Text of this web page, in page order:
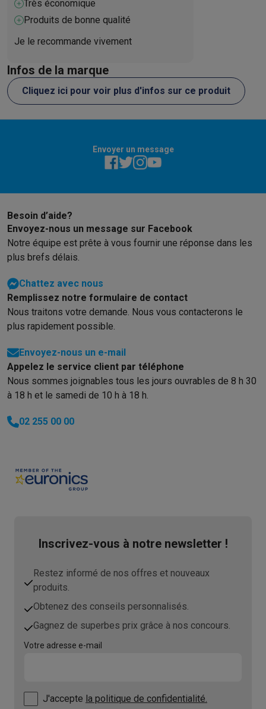
Très économique
Produits de bonne qualité
Je le recommande vivement
Infos de la marque
Cliquez ici pour voir plus d'infos sur ce produit
Envoyer un message
Besoin d’aide?
Envoyez-nous un message sur Facebook
Notre équipe est prête à vous fournir une réponse dans les
plus brefs délais.
Chattez avec nous
Remplissez notre formulaire de contact
Nous traitons votre demande. Nous vous contacterons le
plus rapidement possible.
Envoyez-nous un e-mail
Appelez le service client par téléphone
Nous sommes joignables tous les jours ouvrables de 8 h 30
à 18 h et le samedi de 10 h à 18 h.
02 255 00 00
Inscrivez-vous à notre newsletter !
Restez informé de nos offres et nouveaux
produits.
Obtenez des conseils personnalisés.
Gagnez de superbes prix grâce à nos concours.
Votre adresse e-mail
J'accepte la politique de confidentialité.